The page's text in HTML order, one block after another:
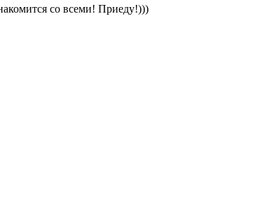
со всеми! Приеду!)))